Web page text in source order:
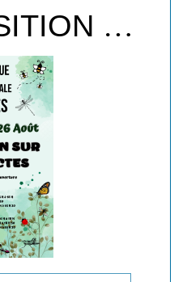
se poursuivra
EXPOSITION DU 16 JUIN AU 26 AOUT